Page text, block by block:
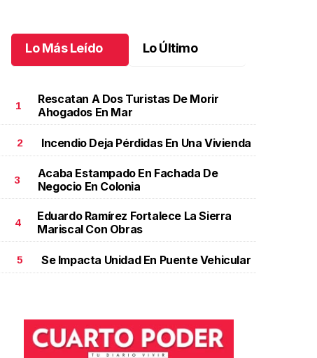
Autos clásicos invaden Tuxtla Gutiérrez .Autos
clásicos invaden Tuxtla Gutiérrez
Octubre 07 l
Lo Más Leído Lo Último
1
Rescatan A Dos Turistas De Morir
Ahogados En Mar
2 Incendio Deja Pérdidas En Una Vivienda
3
Acaba Estampado En Fachada De
Negocio En Colonia
4
Eduardo Ramírez Fortalece La Sierra
Mariscal Con Obras
5 Se Impacta Unidad En Puente Vehicular